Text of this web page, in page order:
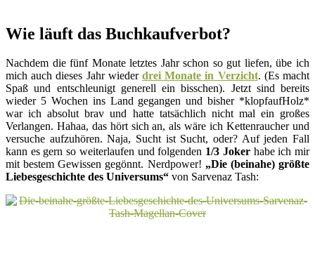
Wie läuft das Buchkaufverbot?
Nachdem die fünf Monate letztes Jahr schon so gut liefen, übe ich
mich auch dieses Jahr wieder drei Monate in Verzicht. (Es macht
Spaß und entschleunigt generell ein bisschen). Jetzt sind bereits
wieder 5 Wochen ins Land gegangen und bisher *klopfaufHolz*
war ich absolut brav und hatte tatsächlich nicht mal ein großes
Verlangen. Hahaa, das hört sich an, als wäre ich Kettenraucher und
versuche aufzuhören. Naja, Sucht ist Sucht, oder? Auf jeden Fall
kann es gern so weiterlaufen und folgenden 1/3 Jokerhabe ich mir
mit bestem Gewissen gegönnt. Nerdpower! „Die (beinahe) größte
Liebesgeschichte des Universums“ von Sarvenaz Tash: